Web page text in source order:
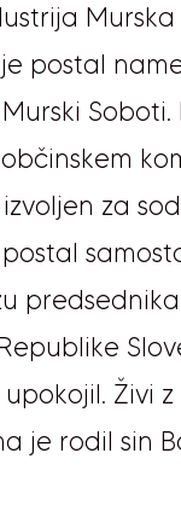
je postal
izvoljen za
upokojil. Živi
je rodil sin